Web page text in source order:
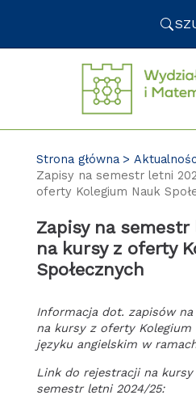
Strona główna
Zapisy na semestr letni
oferty Kolegium Nauk
Zapisy na
na kursy z oferty
Społecznych
Informacja dot. zapisów
na kursy z oferty Kolegium
języku angielskim w
Link do rejestracji na
semestr letni 2024/25: